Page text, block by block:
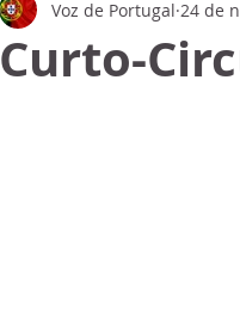
Curto-
Voz de Portugal 24 de